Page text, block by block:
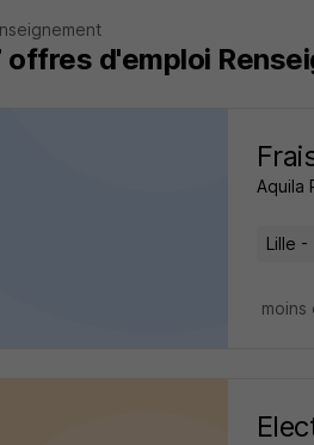
offres d'emploi
Aquila
Lille -
moins